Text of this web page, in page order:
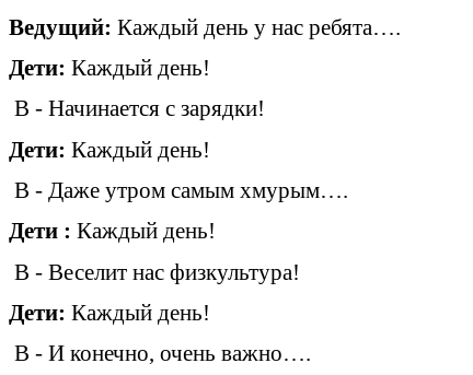
Ведущий: Каждый день у нас ребята….
Дети: Каждый день!
В - Начинается с зарядки!
Дети: Каждый день!
В - Даже утром самым хмурым….
Дети : Каждый день!
В - Веселит нас физкультура!
Дети: Каждый день!
В - И конечно, очень важно….